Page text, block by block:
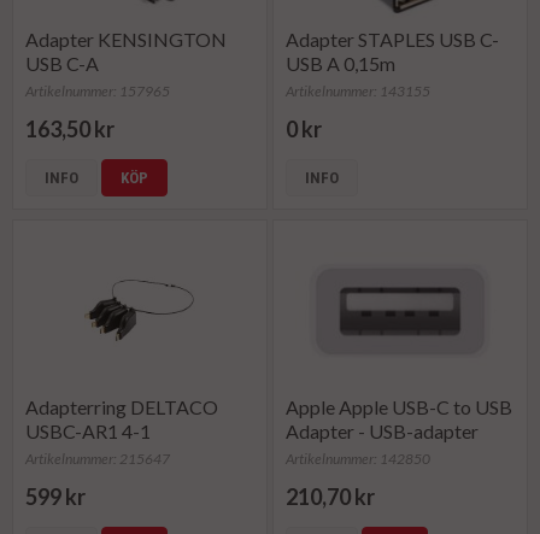
Adapter KENSINGTON
USB C-A
Artikelnummer: 157965
163,50 kr
INFO KÖP
Adapter STAPLES USB C-
USB A 0,15m
Artikelnummer: 143155
0 kr
INFO
Adapterring DELTACO
USBC-AR1 4-1
Artikelnummer: 215647
599 kr
Apple Apple USB-C to USB
Adapter - USB-adapter
Artikelnummer: 142850
210,70 kr